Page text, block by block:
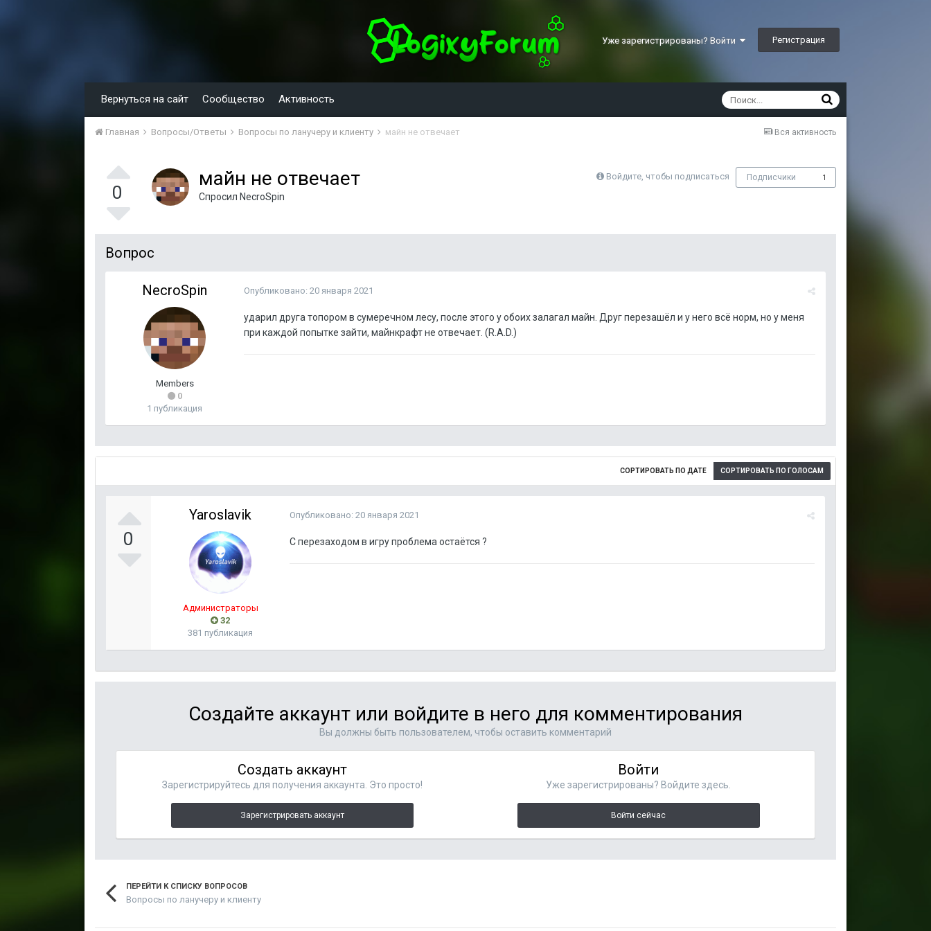
Уже зарегистрированы? Войти Регистрация
Вернуться на сайт Сообщество Активность
Вся активность
Главная Вопросы/Ответы Вопросы по ланучеру и клиенту майн не отвечает
0
Войдите, чтобы подписаться Подписчики 1
майн не отвечает
Спросил NecroSpin
Вопрос
NecroSpin
Members
0
1 публикация
Опубликовано: 20 января 2021
ударил друга топором в сумеречном лесу, после этого у обоих залагал майн. Друг перезашёл и у него всё норм, но у меня
при каждой попытке зайти, майнкрафт не отвечает. (R.A.D.)
СОРТИРОВАТЬ ПО ГОЛОСАМ
СОРТИРОВАТЬ ПО ДАТЕ
0
Yaroslavik
Администраторы
32
381 публикация
Опубликовано: 20 января 2021
С перезаходом в игру проблема остаётся ?
Создайте аккаунт или войдите в него для комментирования
Вы должны быть пользователем, чтобы оставить комментарий
Создать аккаунт
Зарегистрируйтесь для получения аккаунта. Это просто!
Зарегистрировать аккаунт
Войти
Уже зарегистрированы? Войдите здесь.
Войти сейчас
ПЕРЕЙТИ К СПИСКУ ВОПРОСОВ
Вопросы по ланучеру и клиенту